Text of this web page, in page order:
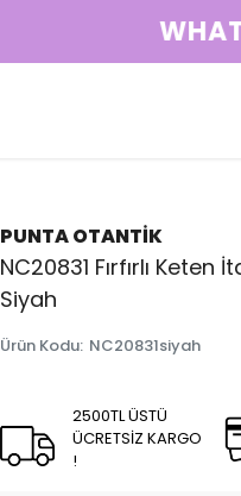
PUNTA OTANTİK
NC20831 Fırfırlı Keten
Siyah
Ürün Kodu: NC20831siyah
2500TL ÜSTÜ
ÜCRETSİZ KARGO
!